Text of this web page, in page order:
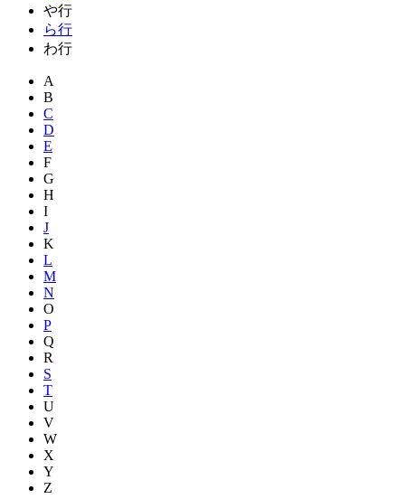
や行
ら行
わ行
A
B
C
D
E
F
G
H
I
J
K
L
M
N
O
P
Q
R
S
T
U
V
W
X
Y
Z